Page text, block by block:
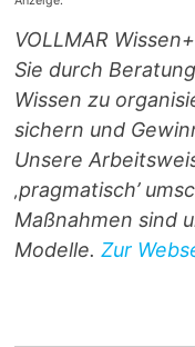
VOLLMAR
Sie durch
Wissen zu
sichern und
Unsere
‚pragmatisch’
Maßnahmen sind
Modelle.Zur